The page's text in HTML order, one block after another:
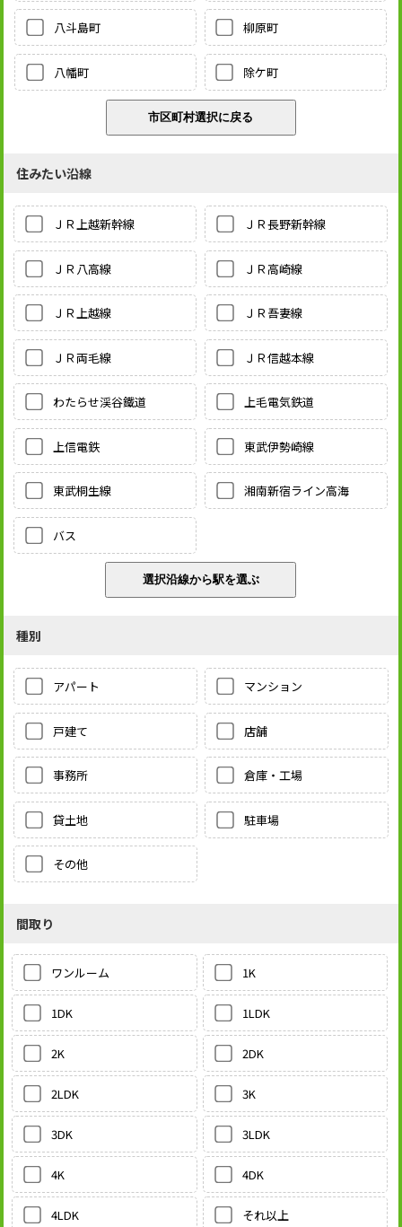
八斗島町 柳原町
八幡町 除ケ町
住みたい沿線
ＪＲ上越新幹線 ＪＲ長野新幹線
ＪＲ八高線 ＪＲ高崎線
ＪＲ上越線 ＪＲ吾妻線
ＪＲ両毛線 ＪＲ信越本線
わたらせ渓谷鐵道 上毛電気鉄道
上信電鉄 東武伊勢崎線
東武桐生線 湘南新宿ライン高海
バス
種別
アパート マンション
戸建て 店舗
事務所 倉庫・工場
貸土地 駐車場
その他
間取り
ワンルーム 1K
1DK 1LDK
2K 2DK
2LDK 3K
3DK 3LDK
4K 4DK
4LDK それ以上